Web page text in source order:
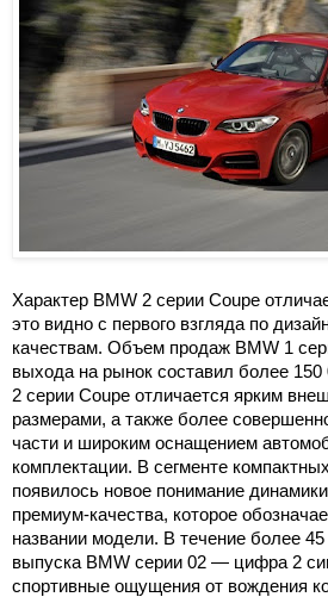
Характер BMW 2 серии Coupe
это видно с первого взгляда по
качествам. Объем продаж BMW 1
выхода на рынок составил более
2 серии Coupe отличается ярким
размерами, а также более
части и широким оснащением
комплектации. В сегменте
появилось новое понимание
премиум-качества, которое
названии модели. В течение более
выпуска BMW серии 02 — цифра 2
спортивные ощущения от вождения